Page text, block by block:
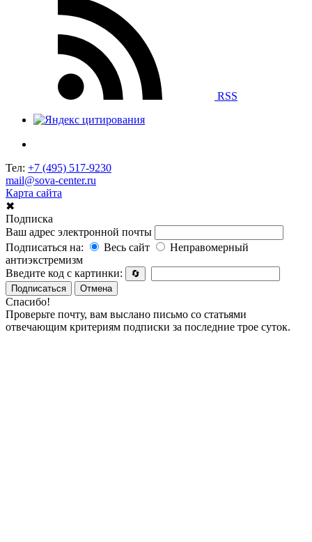
RSS
Тел: +7 (495) 517-9230
mail@sova-center.ru
Карта сайта
✖
Подписка
Ваш адрес электронной почты
Подписаться на:
Весь сайт
Неправомерный
антиэкстремизм
Введите код с картинки:
🔄
Подписаться
Отмена
Спасибо!
Проверьте почту, вам выслано письмо со статьями
отвечающим критериям подписки за последние трое суток.